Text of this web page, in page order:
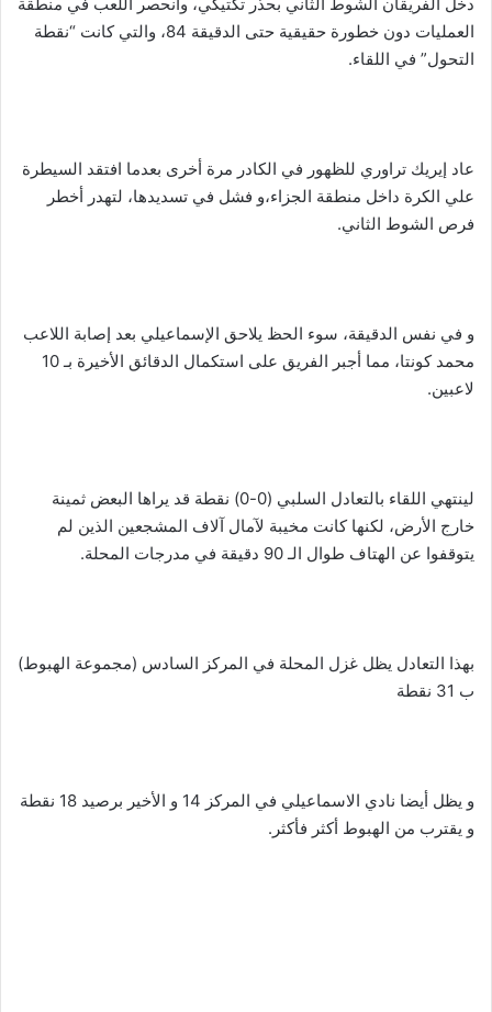
العمليات دون خطورة حقيقية حتى الدقيقة 84، والتي كانت “نقطة
التحول” في اللقاء.
عاد إيريك تراوري للظهور في الكادر مرة أخرى بعدما افتقد السيطرة
علي الكرة داخل منطقة الجزاء،و فشل في تسديدها، لتهدر أخطر
فرص الشوط الثاني.
و في نفس الدقيقة، سوء الحظ يلاحق الإسماعيلي بعد إصابة اللاعب
محمد كونتا، مما أجبر الفريق على استكمال الدقائق الأخيرة بـ 10
لاعبين.
لينتهي اللقاء بالتعادل السلبي (0-0) نقطة قد يراها البعض ثمينة
خارج الأرض، لكنها كانت مخيبة لآمال آلاف المشجعين الذين لم
يتوقفوا عن الهتاف طوال الـ 90 دقيقة في مدرجات المحلة.
بهذا التعادل يظل غزل المحلة في المركز السادس (مجموعة الهبوط)
ب 31 نقطة
و يظل أيضا نادي الاسماعيلي في المركز 14 و الأخير برصيد 18 نقطة
و يقترب من الهبوط أكثر فأكثر.